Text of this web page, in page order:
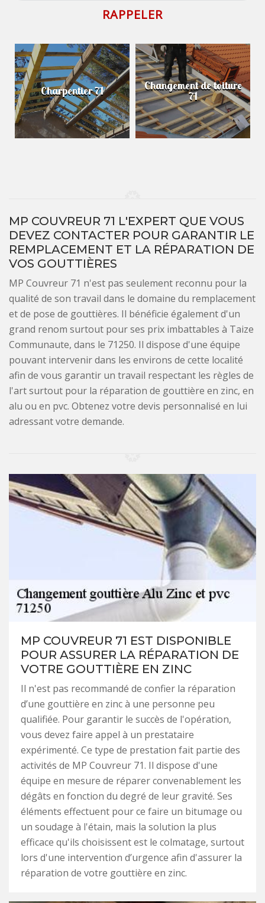
Charpentier 71 Changement de toiture
71
MP COUVREUR 71 L'EXPERT QUE VOUS
DEVEZ CONTACTER POUR GARANTIR LE
REMPLACEMENT ET LA RÉPARATION DE
VOS GOUTTIÈRES
MP Couvreur 71 n'est pas seulement reconnu pour la
qualité de son travail dans le domaine du remplacement
et de pose de gouttières. Il bénéficie également d'un
grand renom surtout pour ses prix imbattables à Taize
Communaute, dans le 71250. Il dispose d'une équipe
pouvant intervenir dans les environs de cette localité
afin de vous garantir un travail respectant les règles de
l'art surtout pour la réparation de gouttière en zinc, en
alu ou en pvc. Obtenez votre devis personnalisé en lui
adressant votre demande.
MP COUVREUR 71 EST DISPONIBLE
POUR ASSURER LA RÉPARATION DE
VOTRE GOUTTIÈRE EN ZINC
Il n'est pas recommandé de confier la réparation
d’une gouttière en zinc à une personne peu
qualifiée. Pour garantir le succès de l'opération,
vous devez faire appel à un prestataire
expérimenté. Ce type de prestation fait partie des
activités de MP Couvreur 71. Il dispose d'une
équipe en mesure de réparer convenablement les
dégâts en fonction du degré de leur gravité. Ses
éléments effectuent pour ce faire un bitumage ou
un soudage à l'étain, mais la solution la plus
efficace qu'ils choisissent est le colmatage, surtout
lors d'une intervention d’urgence afin d'assurer la
réparation de votre gouttière en zinc.